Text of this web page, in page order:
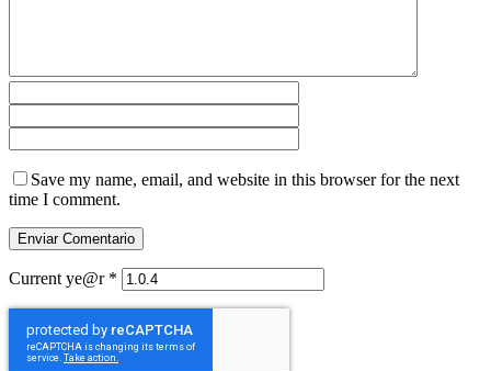
Save my name, email, and website in this browser for the next
time I comment.
Current ye@r *